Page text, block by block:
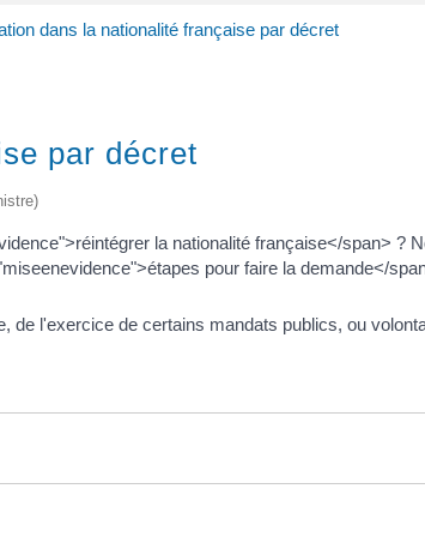
dans la nationalité française par décret
par décret
la nationalité française</span> ?
pour faire la demande</
l'exercice de certains mandats publics, ou